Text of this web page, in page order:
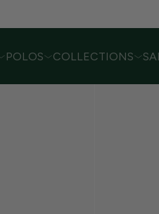
παραγγελιών, ενδέχεται
POLOS COLLECTIONS